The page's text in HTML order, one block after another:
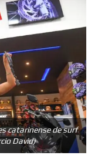
catarinense de surf
David)